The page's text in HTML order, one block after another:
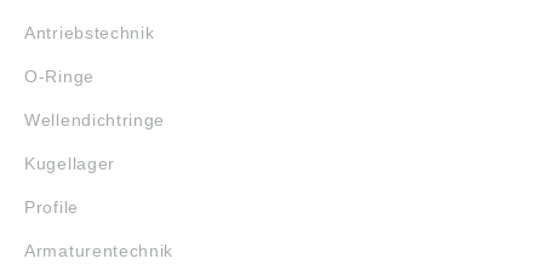
Antriebstechnik
O-Ringe
Wellendichtringe
Kugellager
Profile
Armaturentechnik